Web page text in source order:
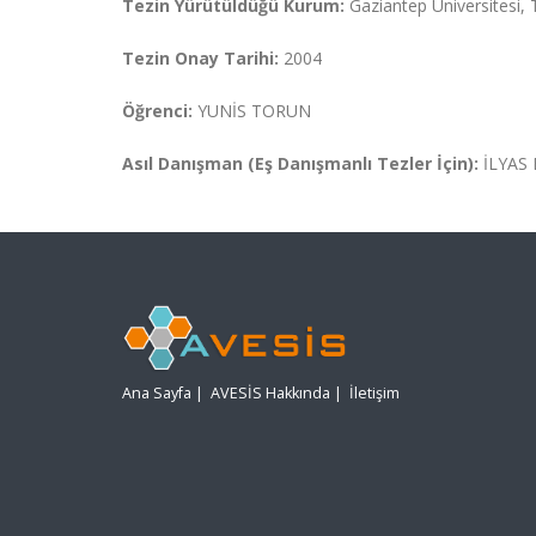
Tezin Yürütüldüğü Kurum: Gaziantep Üniversitesi,
Tezin Onay Tarihi: 2004
Öğrenci: YUNİS TORUN
Asıl Danışman (Eş Danışmanlı Tezler İçin): İLYAS
Ana Sayfa | AVESİS Hakkında | İletişim